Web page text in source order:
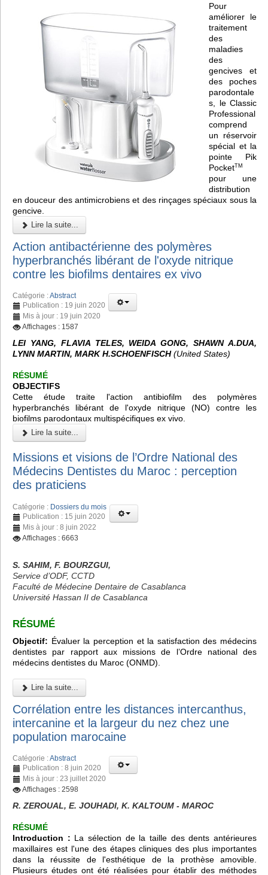
Pour
améliorer le
traitement
des
maladies
des
gencives et
des poches
parodontale
s, le Classic
Professional
comprend
un réservoir
spécial et la
pointe Pik
PocketTM
pour une
distribution
en douceur des antimicrobiens et des rinçages spéciaux sous la
gencive.
Lire la suite...
Action antibactérienne des polymères
hyperbranchés libérant de l'oxyde nitrique
contre les biofilms dentaires ex vivo
Catégorie :Abstract
Publication : 19 juin 2020
Mis à jour : 19 juin 2020
Affichages : 1587
LEI YANG, FLAVIA TELES, WEIDA GONG, SHAWN A.DUA,
LYNN MARTIN, MARK H.SCHOENFISCH(United States)
RÉSUMÉ
OBJECTIFS
Cette étude traite l'action antibiofilm des polymères
hyperbranchés libérant de l'oxyde nitrique (NO) contre les
biofilms parodontaux multispécifiques ex vivo.
Lire la suite...
Missions et visions de l’Ordre National des
Médecins Dentistes du Maroc : perception
des praticiens
Catégorie : Dossiers du mois
Publication : 15 juin 2020
Mis à jour : 8 juin 2022
Affichages : 6663
S. SAHIM, F. BOURZGUI,
Service d’ODF, CCTD
Faculté de Médecine Dentaire de Casablanca
Université Hassan II de Casablanca
RÉSUMÉ
Objectif: Évaluer la perception et la satisfaction des médecins
dentistes par rapport aux missions de l’Ordre national des
médecins dentistes du Maroc (ONMD).
Lire la suite...
Corrélation entre les distances intercanthus,
intercanine et la largeur du nez chez une
population marocaine
Catégorie :Abstract
Publication : 8 juin 2020
Mis à jour : 23 juillet 2020
Affichages : 2598
R. ZEROUAL, E. JOUHADI, K. KALTOUM - MAROC
RÉSUMÉ
Introduction : La sélection de la taille des dents antérieures
maxillaires est l'une des étapes cliniques des plus importantes
dans la réussite de l'esthétique de la prothèse amovible.
Plusieurs études ont été réalisées pour établir des méthodes